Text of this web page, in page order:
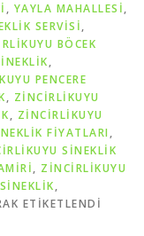
, YAYLA MAHALLESİ,
SERVISI,
BÖCEK
,
PENCERE
, ZINCIRLIKUYU
, ZINCIRLIKUYU
FIYATLARI,
SINEKLIK
, ZINCIRLIKUYU
,
ETIKETLENDI